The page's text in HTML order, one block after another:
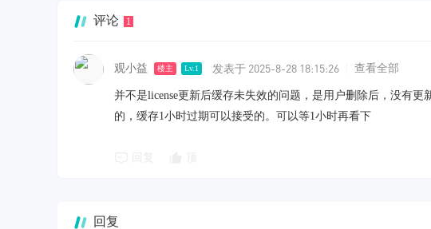
评论 1
观小益 楼主 Lv.1 发表于 2025-8-28 18:15:26 查看全部
并不是license更新后缓存未失效的问题，是用户删除后，没有
的，缓存1小时过期可以接受的。可以等1小时再看下
回复